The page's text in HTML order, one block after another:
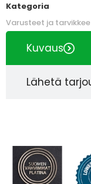
Kategoria
Varusteet ja
Kuvaus
Lähetä